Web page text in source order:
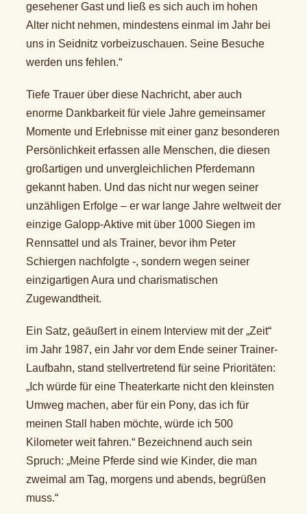
gesehener Gast und ließ es sich auch im hohen
Alter nicht nehmen, mindestens einmal im Jahr bei
uns in Seidnitz vorbeizuschauen. Seine Besuche
werden uns fehlen.“
Tiefe Trauer über diese Nachricht, aber auch
enorme Dankbarkeit für viele Jahre gemeinsamer
Momente und Erlebnisse mit einer ganz besonderen
Persönlichkeit erfassen alle Menschen, die diesen
großartigen und unvergleichlichen Pferdemann
gekannt haben. Und das nicht nur wegen seiner
unzähligen Erfolge – er war lange Jahre weltweit der
einzige Galopp-Aktive mit über 1000 Siegen im
Rennsattel und als Trainer, bevor ihm Peter
Schiergen nachfolgte -, sondern wegen seiner
einzigartigen Aura und charismatischen
Zugewandtheit.
Ein Satz, geäußert in einem Interview mit der „Zeit“
im Jahr 1987, ein Jahr vor dem Ende seiner Trainer-
Laufbahn, stand stellvertretend für seine Prioritäten:
„Ich würde für eine Theaterkarte nicht den kleinsten
Umweg machen, aber für ein Pony, das ich für
meinen Stall haben möchte, würde ich 500
Kilometer weit fahren.“ Bezeichnend auch sein
Spruch: „Meine Pferde sind wie Kinder, die man
zweimal am Tag, morgens und abends, begrüßen
muss.“